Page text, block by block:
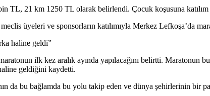
TL, 21 km 1250 TL olarak belirlendi. Çocuk koşusuna katılım
üyeleri ve sponsorların katılımıyla Merkez Lefkoşa’da
haline geldi”
ilk kez aralık ayında yapılacağını belirtti. Maratonun
geldiğini kaydetti.
da bu bağlamda bu yolu takip eden ve dünya şehirlerinin bir